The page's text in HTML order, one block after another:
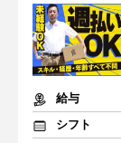
給与
シフト